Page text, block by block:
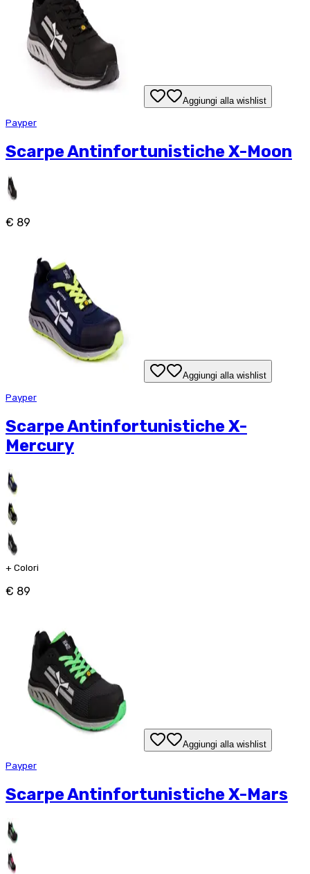
Aggiungi alla wishlist
Payper
Scarpe Antinfortunistiche X-Moon
€ 89
Aggiungi alla wishlist
Payper
Scarpe Antinfortunistiche X-
Mercury
+ Colori
€ 89
Aggiungi alla wishlist
Payper
Scarpe Antinfortunistiche X-Mars